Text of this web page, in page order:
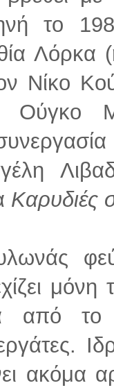
το
Λόρκα
Νίκο
Ούγκο
Καρυδιές
από το
ακόμα